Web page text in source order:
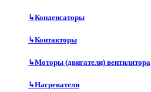
↳Конденсаторы
↳Контакторы
↳Моторы (двигатели) вентилятора
↳Нагреватели